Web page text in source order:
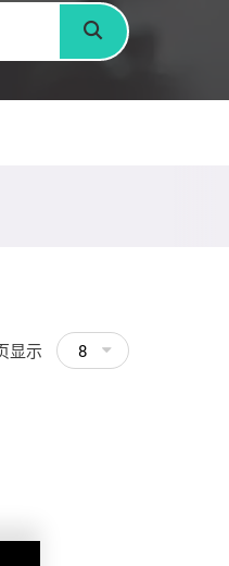
搜寻
显示 8